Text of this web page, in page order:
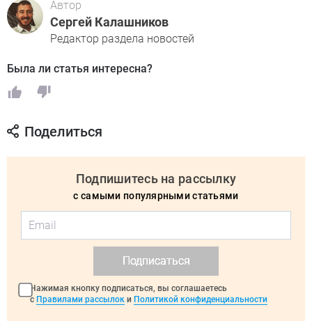
Автор
Сергей Калашников
Редактор раздела новостей
Была ли статья интересна?
Поделиться
Подпишитесь на рассылку
с самыми популярными статьями
Подписаться
Нажимая кнопку подписаться, вы соглашаетесь
с Правилами рассылок и Политикой конфиденциальности